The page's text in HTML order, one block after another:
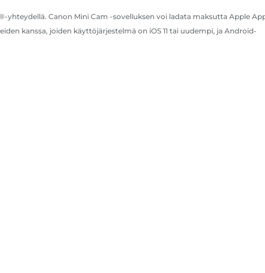
Canon Mini Cam -sovelluksen voi ladata maksutta Apple
kanssa, joiden käyttöjärjestelmä on iOS 11 tai uudempi, ja Android-